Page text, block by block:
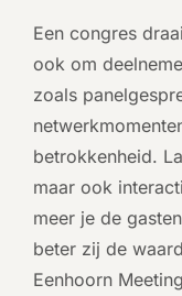
Een congres
ook om
zoals
betrokkenheid.
maar ook
meer je de
beter zij de
Eenhoorn